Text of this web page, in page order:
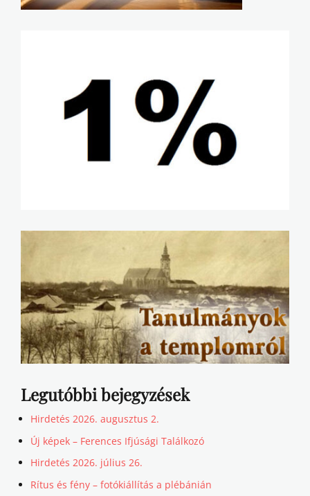
Legutóbbi bejegyzések
Hirdetés 2026. augusztus 2.
Új képek – Ferences Ifjúsági Találkozó
Hirdetés 2026. július 26.
Rítus és fény – fotókiállítás a plébánián